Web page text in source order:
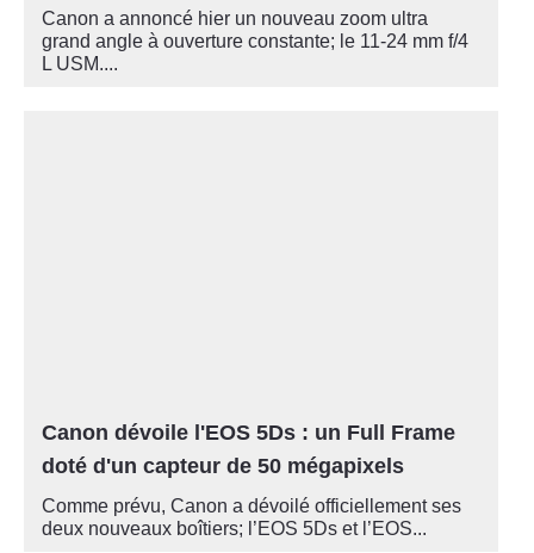
Canon a annoncé hier un nouveau zoom ultra
grand angle à ouverture constante; le 11-24 mm f/4
L USM....
Canon dévoile l'EOS 5Ds : un Full Frame
doté d'un capteur de 50 mégapixels
Comme prévu, Canon a dévoilé officiellement ses
deux nouveaux boîtiers; l’EOS 5Ds et l’EOS...